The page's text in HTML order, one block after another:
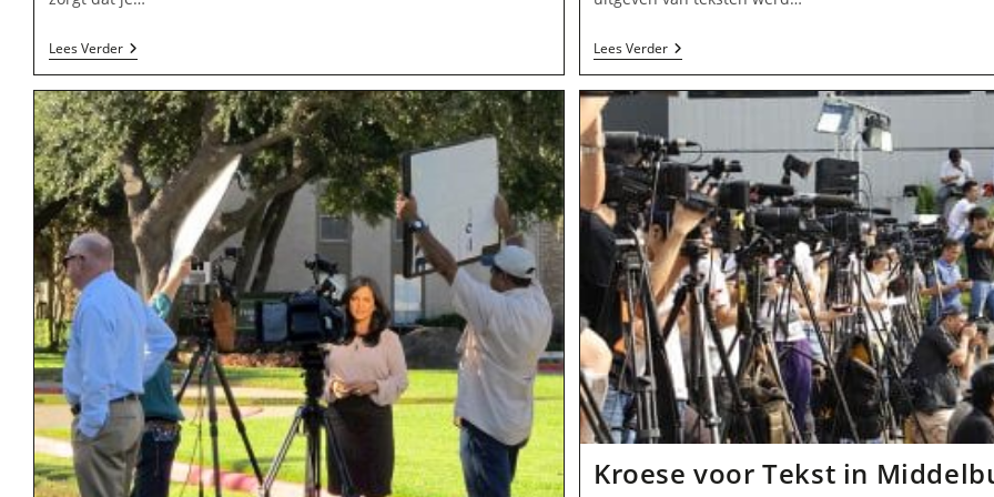
Lees VerderEducatieve
Uitgeverij
In
Middelburg
Lees VerderUitgeverij
Dynamique
(D.P.)
Middelburg
Kroese voor Tekst in